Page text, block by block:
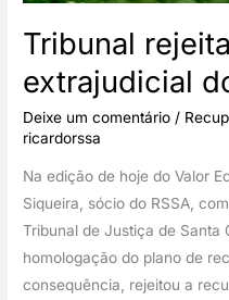
Tribunal
extrajudicial
Deixe um comentário /
ricardorssa
Na edição de hoje do Valor
Siqueira, sócio do RSSA,
Tribunal de Justiça de Santa
homologação do plano de
consequência, rejeitou a